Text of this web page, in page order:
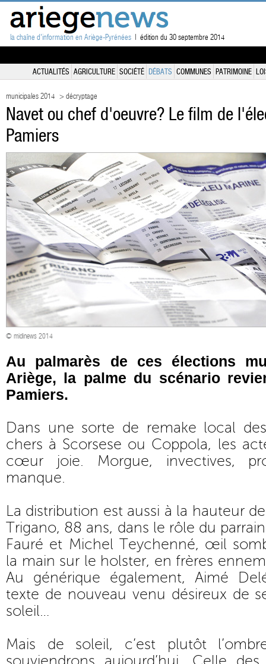
la chaîne d'information en Ariège-Pyrénées | édition du 30 septembre 2014
ACTUALITÉS AGRICULTURE SOCIÉTÉ DÉBATS COMMUNES PATRIMOINE
municipales 2014 > décryptage
Navet ou chef d'oeuvre? Le film de
Pamiers
© midinews 2014
Au palmarès de ces élections
Ariège, la palme du scénario
Pamiers.
Dans une sorte de remake local
chers à Scorsese ou Coppola, les
cœur joie. Morgue, invectives,
manque.
La distribution est aussi à la hauteur
Trigano, 88 ans, dans le rôle du
Fauré et Michel Teychenné, œil
la main sur le holster, en frères
Au générique également, Aimé
texte de nouveau venu désireux de
soleil…
Mais de soleil, c’est plutôt